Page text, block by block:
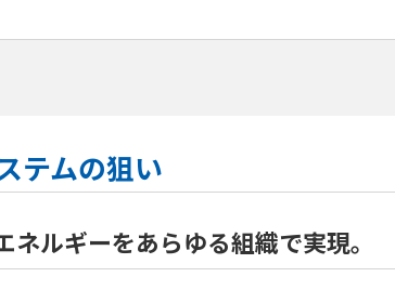
テムの狙い
ルギーをあらゆる組織で実現。